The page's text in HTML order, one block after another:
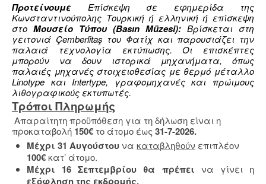
Προτείνουμε Επίσκεψη σε εφημερίδα της
Κωνσταντινούπολης Τουρκική ή ελληνική ή επίσκεψη
στο Μουσείο Τύπου (Basın Müzesi): Βρίσκεται στη
γειτονιά Çemberlitaş του Φατίχ και παρουσιάζει την
παλαιά τεχνολογία εκτύπωσης. Οι επισκέπτες
μπορούν να δουν ιστορικά μηχανήματα, όπως
παλαιές μηχανές στοιχειοθεσίας με θερμό μέταλλο
Linotype και Intertype, γραφομηχανές και πρώιμους
λιθογραφικούς εκτυπωτές.
Τρόποι Πληρωμής
Απαραίτητη προϋπόθεση για τη δήλωση είναι η
προκαταβολή 150€ το άτομο έως 31-7-2026.
Μέχρι 31 Αυγούστουνα καταβληθούν επιπλέον
100€κατ’ άτομο.
Μέχρι 16 Σεπτεμβρίου θα πρέπει να γίνει η
εξόφληση της εκδρομής.